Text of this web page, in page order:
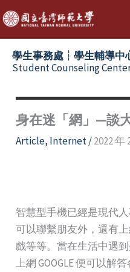
Skip
to
content
學生事務處┆學生輔導中
Student Counseling
身在迷「網」—談
Article, Internet/2022 年
智慧型手機已經是現代
可以聯繫朋友外，還有
戲等等。當在生活中遇
上網 GOOGLE 便可以解